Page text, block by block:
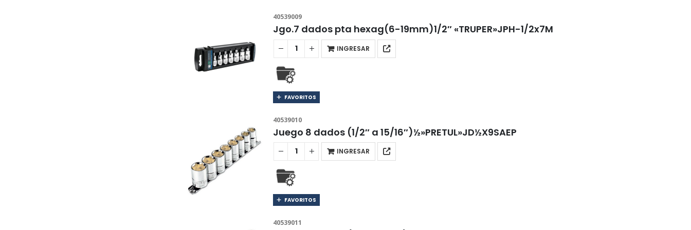
40539009
Jgo.7 dados pta hexag(6-19mm)1/2″ «TRUPER»JPH-1/2x7M
INGRESAR
FAVORITOS
40539010
Juego 8 dados (1/2″ a 15/16″)½»PRETUL»JD½X9SAEP
INGRESAR
FAVORITOS
40539011